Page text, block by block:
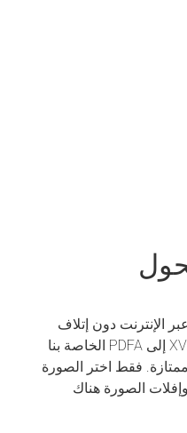
هذه الأداة لتحويل XV إلى PDFA عبر الإنترنت دون إتلاف
جودة الصورة الناتجة. أداة تحويل XV إلى PDFA الخاصة بنا
فقط اختر الصورة
الصورة هناك